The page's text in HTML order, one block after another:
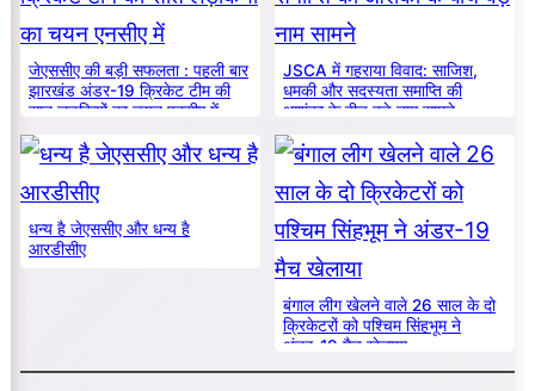
जेएससीए की बड़ी सफलता : पहली बार
झारखंड अंडर-19 क्रिकेट टीम की
सात लड़कियों का चयन एनसीए में
JSCA में गहराया विवाद: साजिश,
धमकी और सदस्यता समाप्ति की
आशंका के बीच बड़े नाम सामने
धन्य है जेएससीए और धन्य है
आरडीसीए
बंगाल लीग खेलने वाले 26 साल के दो
क्रिकेटरों को पश्चिम सिंहभूम ने
अंडर-19 मैच खेलाया